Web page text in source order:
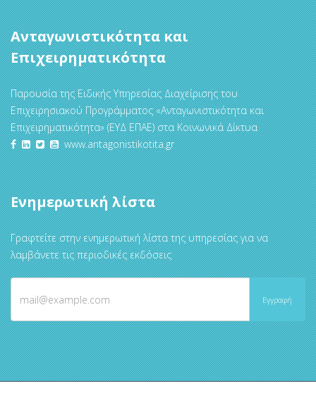
Ανταγωνιστικότητα και
Επιχειρηματικότητα
Παρουσία της Ειδικής Υπηρεσίας Διαχείρισης του
Επιχειρησιακού Προγράμματος «Ανταγωνιστικότητα και
Επιχειρηματικότητα» (ΕΥΔ ΕΠΑΕ) στα Κοινωνικά Δίκτυα
www.antagonistikotita.gr
Ενημερωτική λίστα
Γραφτείτε στην ενημερωτική λίστα της υπηρεσίας για να
λαμβάνετε τις περιοδικές εκδόσεις